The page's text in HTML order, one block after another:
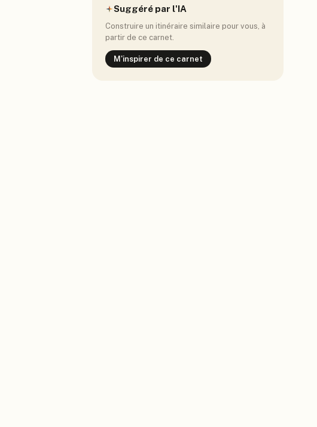
Suggéré par l'IA
Construire un itinéraire similaire pour vous, à
partir de ce carnet.
M'inspirer de ce carnet